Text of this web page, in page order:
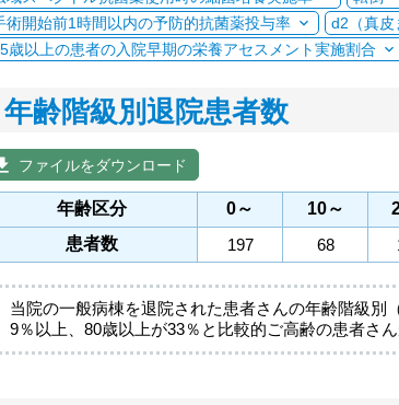
術開始前1時間以内の予防的抗菌薬投与率
d2（真皮
歳以上の患者の入院早期の栄養アセスメント実施割合
年齢階級別退院患者数
ファイルをダウンロード
年齢区分 0～ 10～
患者数
197 68
当院の一般病棟を退院された患者さんの年齢階級別
9％以上、80歳以上が33％と比較的ご高齢の患者さ